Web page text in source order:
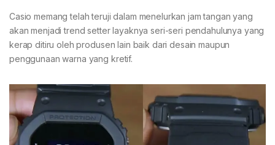
Casio memang telah teruji dalam menelurkan jam tangan yang
akan menjadi trend setter layaknya seri-seri pendahulunya yang
kerap ditiru oleh produsen lain baik dari desain maupun
penggunaan warna yang kretif.